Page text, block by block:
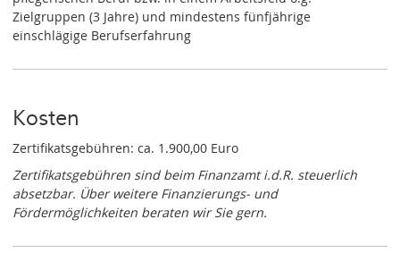
Zielgruppen (3 Jahre) und mindestens fünfjährige
einschlägige Berufserfahrung
Kosten
Zertifikatsgebühren: ca. 1.900,00 Euro
Zertifikatsgebühren sind beim Finanzamt i.d.R. steuerlich
absetzbar. Über weitere Finanzierungs- und
Fördermöglichkeiten beraten wir Sie gern.